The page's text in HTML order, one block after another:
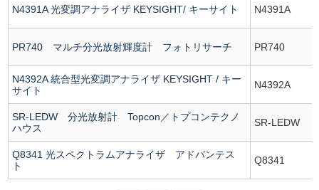
N4391A 光変調アナライザ KEYSIGHT/ キーサイト N4391A
PR740 マルチ分光放射輝度計 フォトリサーチ PR740
N4392A 統合型光変調アナライザ KEYSIGHT / キー
サイト
N4392A
SR-LEDW 分光放射計 Topcon／トプコンテクノ
ハウス
SR-LEDW
Q8341 光スペクトラムアナライザ アドバンテス
ト
Q8341